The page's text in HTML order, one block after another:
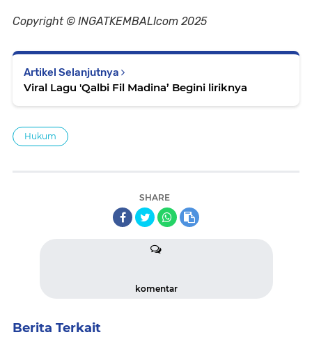
Copyright © INGATKEMBALIcom 2025
Artikel Selanjutnya
Viral Lagu 'Qalbi Fil Madina’ Begini liriknya
Hukum
SHARE
komentar
Berita Terkait